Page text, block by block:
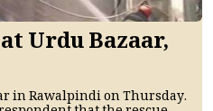
Urdu Bazaar,
in Rawalpindi on Thursday.